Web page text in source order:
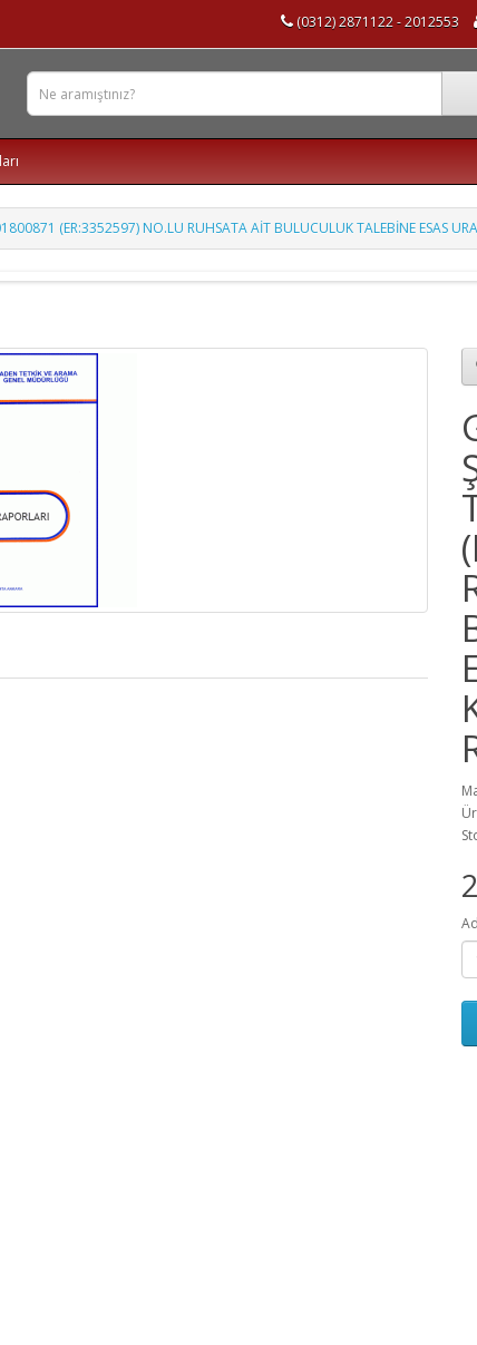
(0312) 2871122 - 2012553
(ER:3352597) NO.LU RUHSATA AİT BULUCULUK TALEBİNE ESAS